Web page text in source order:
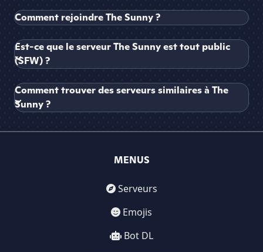
Comment rejoindre The Sunny ?
Est-ce que le serveur The Sunny est tout public
(SFW) ?
Comment trouver des serveurs similaires à The
Sunny ?
MENUS
Serveurs
Emojis
Bot DL